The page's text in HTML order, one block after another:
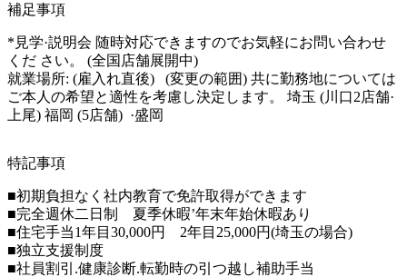
補足事項
*見学·説明会 随時対応できますのでお気軽にお問い合わせ
くだ さい。 (全国店舗展開中)
就業場所: (雇入れ直後)   (変更の範囲) 共に勤務地については
ご本人の希望と適性を考慮し決定します。 埼玉 (川口2店舗·
上尾) 福岡 (5店舗)  ·盛岡
特記事項
■初期負担なく社内教育で免許取得ができます
■完全週休二日制　夏季休暇’年末年始休暇あり
■住宅手当1年目30,000円　2年目25,000円(埼玉の場合)
■独立支援制度
■社員割引.健康診断.転勤時の引つ越し補助手当